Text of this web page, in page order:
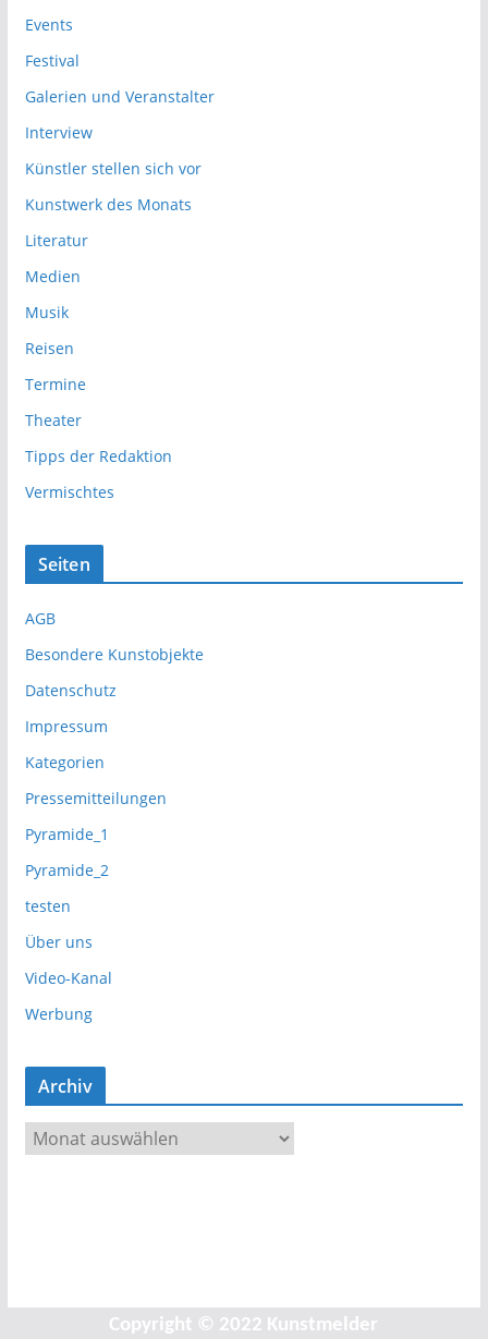
Events
Festival
Galerien und Veranstalter
Interview
Künstler stellen sich vor
Kunstwerk des Monats
Literatur
Medien
Musik
Reisen
Termine
Theater
Tipps der Redaktion
Vermischtes
Seiten
AGB
Besondere Kunstobjekte
Datenschutz
Impressum
Kategorien
Pressemitteilungen
Pyramide_1
Pyramide_2
testen
Über uns
Video-Kanal
Werbung
Archiv
r
Copyright © 2022 Kunstmelder